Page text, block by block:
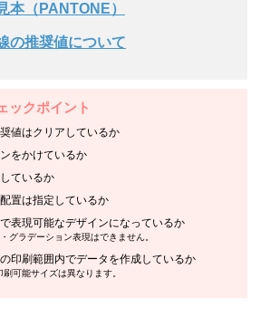
本（PANTONE）
の推奨値について
ックポイント
値はクリアしているか
をかけているか
ているか
置は指定しているか
表現可能なデザインになっているか
グラデーション表現はできません。
印刷範囲内でデータを作成しているか
可能サイズは異なります。